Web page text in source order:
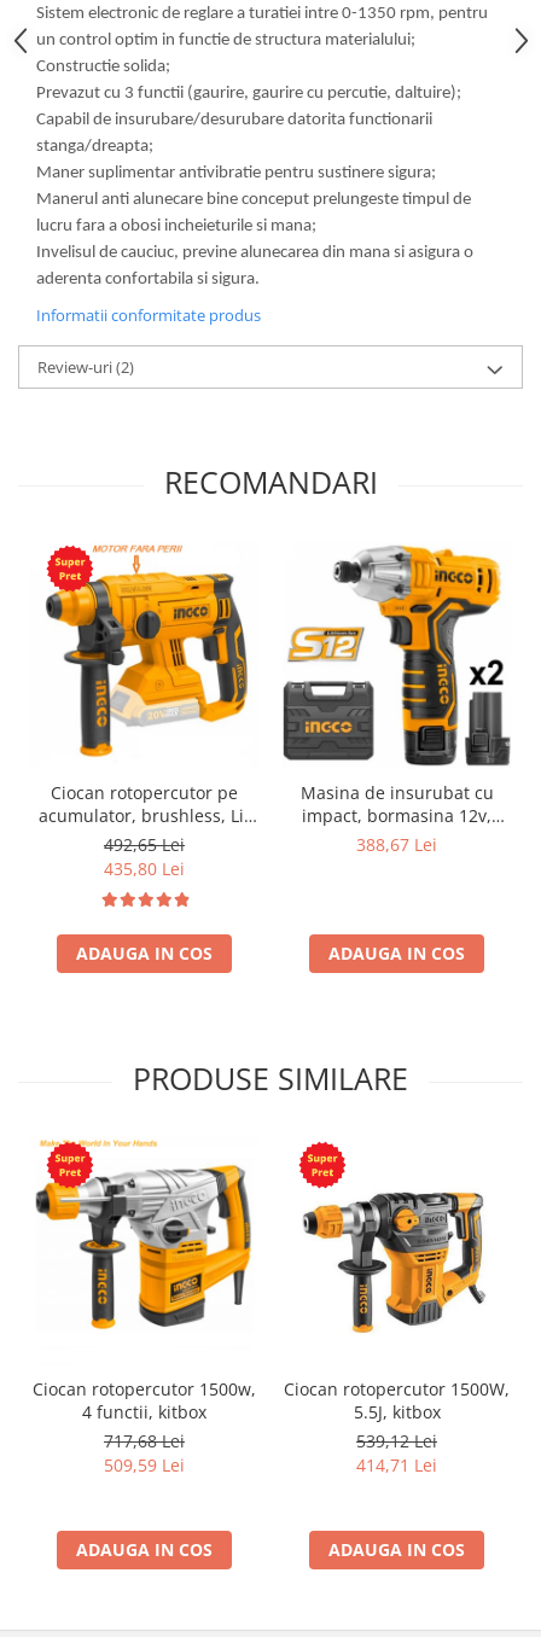
Sistem electronic de reglare a turatiei intre 0-1350 rpm, pentru
un control optim in functie de structura materialului;
Constructie solida;
Prevazut cu 3 functii (gaurire, gaurire cu percutie, daltuire);
Capabil de insurubare/desurubare datorita functionarii
stanga/dreapta;
Maner suplimentar antivibratie pentru sustinere sigura;
Manerul anti alunecare bine conceput prelungeste timpul de
lucru fara a obosi incheieturile si mana;
Invelisul de cauciuc, previne alunecarea din mana si asigura o
aderenta confortabila si sigura.
Informatii conformitate produs
Review-uri(2)
RECOMANDARI
Ciocan rotopercutor pe
acumulator, brushless, Li-
Ion, 20V, fara acumulator in
set
492,65 Lei
435,80 Lei
ADAUGA IN COS
Masina de insurubat cu
impact, bormasina 12v,
100NM, S12
388,67 Lei
ADAUGA IN COS
PRODUSE SIMILARE
Ciocan rotopercutor 1500w,
4 functii, kitbox
717,68 Lei
509,59 Lei
ADAUGA IN COS
Ciocan rotopercutor 1500W,
5.5J, kitbox
539,12 Lei
414,71 Lei
ADAUGA IN COS